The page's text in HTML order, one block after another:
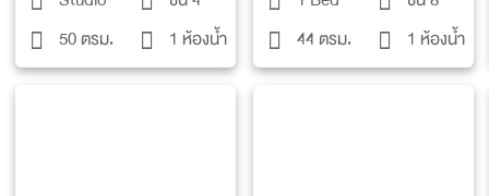
50 ตรม.
1 ห้องน้ำ
44 ตรม.
1 ห้องน้ำ